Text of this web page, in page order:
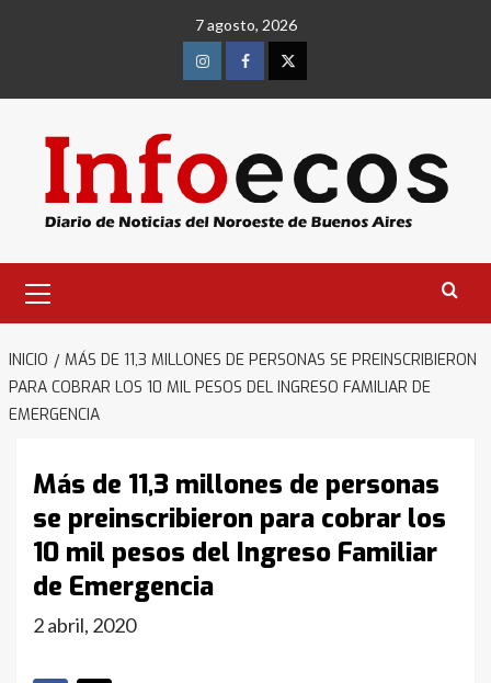
7 agosto, 2026
InstagramFacebookTwitter
primario
INICIO
MÁS DE 11,3 MILLONES DE PERSONAS SE PREINSCRIBIERON
PARA COBRAR LOS 10 MIL PESOS DEL INGRESO FAMILIAR DE
EMERGENCIA
Más de 11,3 millones de personas
se preinscribieron para cobrar los
10 mil pesos del Ingreso Familiar
de Emergencia
2 abril, 2020